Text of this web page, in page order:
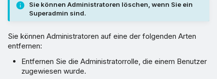
Português
Sie können Administratoren löschen, wenn Sie ein
Superadmin sind.
Sie können Administratoren auf eine der folgenden Arten
entfernen:
Entfernen Sie die Administratorrolle, die einem Benutzer
zugewiesen wurde.